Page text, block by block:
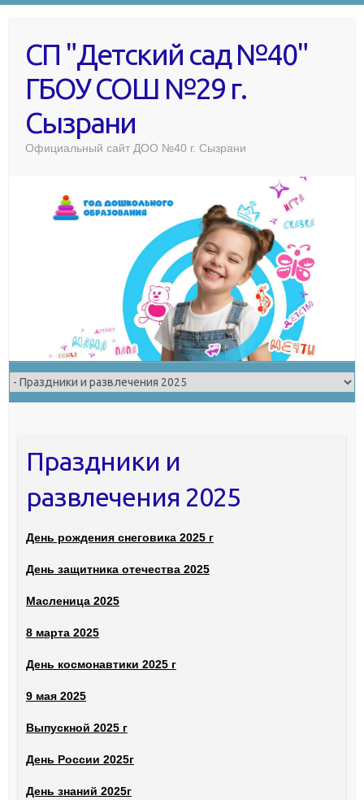
СП "Детский сад №40"
ГБОУ СОШ №29 г.
Сызрани
Официальный сайт ДОО №40 г. Сызрани
Праздники и
развлечения 2025
День рождения снеговика 2025 г
День защитника отечества 2025
Масленица 2025
8 марта 2025
День космонавтики 2025 г
9 мая 2025
Выпускной 2025 г
День России 2025г
День знаний 2025г